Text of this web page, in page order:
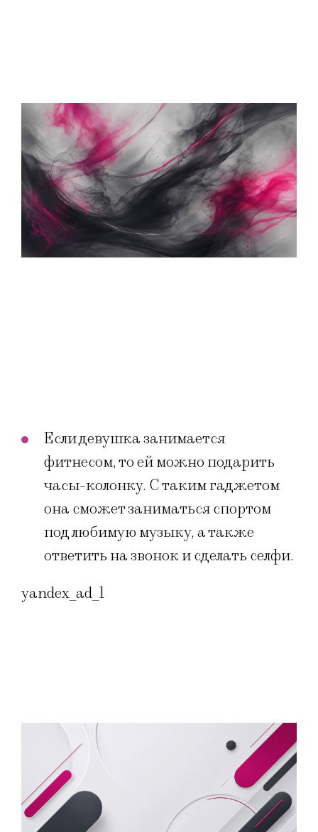
Если девушка занимается
фитнесом, то ей можно подарить
часы-колонку. С таким гаджетом
она сможет заниматься спортом
под любимую музыку, а также
ответить на звонок и сделать селфи.
yandex_ad_1